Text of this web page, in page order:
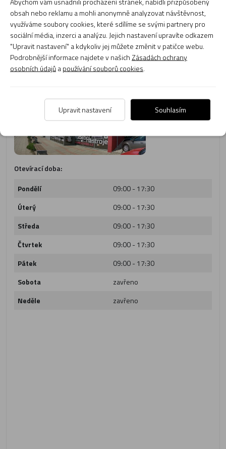
CMI plaza - hudební nástroje
Adresa:Kladská 1117/25,
Hradec Králové - 500 03
Tel. číslo: 495 217 423
E-mail:obchod@cmias.cz
Otevírací doba:
Pondělí
09:00 - 17:30
Úterý
09:00 - 17:30
Středa
09:00 - 17:30
Čtvrtek
09:00 - 17:30
Pátek
09:00 - 17:30
Sobota
zavřeno
Neděle
zavřeno
obsah nebo reklamu a mohli anonymně analyzovat návštěvnost,
využíváme soubory cookies, které sdílíme se svými partnery pro
sociální média, inzerci a analýzu. Jejich nastavení upravíte odkazem
"Upravit nastavení" a kdykoliv jej můžete změnit v patičce webu.
Podrobnější informace najdete v našich Zásadách ochrany
osobních údajůa používání souborů cookies.
Upravit nastavení Souhlasím